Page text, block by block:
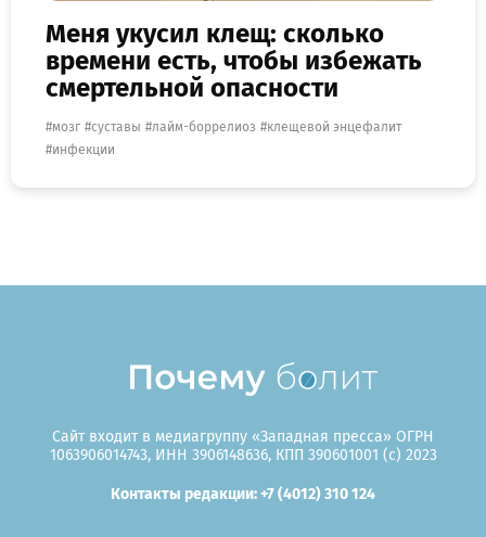
Меня укусил клещ: сколько
времени есть, чтобы избежать
смертельной опасности
мозг суставы лайм-боррелиоз
клещевой энцефалит
инфекции
Сайт входит в медиагруппу «Западная пресса» ОГРН
1063906014743, ИНН 3906148636, КПП 390601001 (c) 2023
Контакты редакции: +7 (4012) 310 124